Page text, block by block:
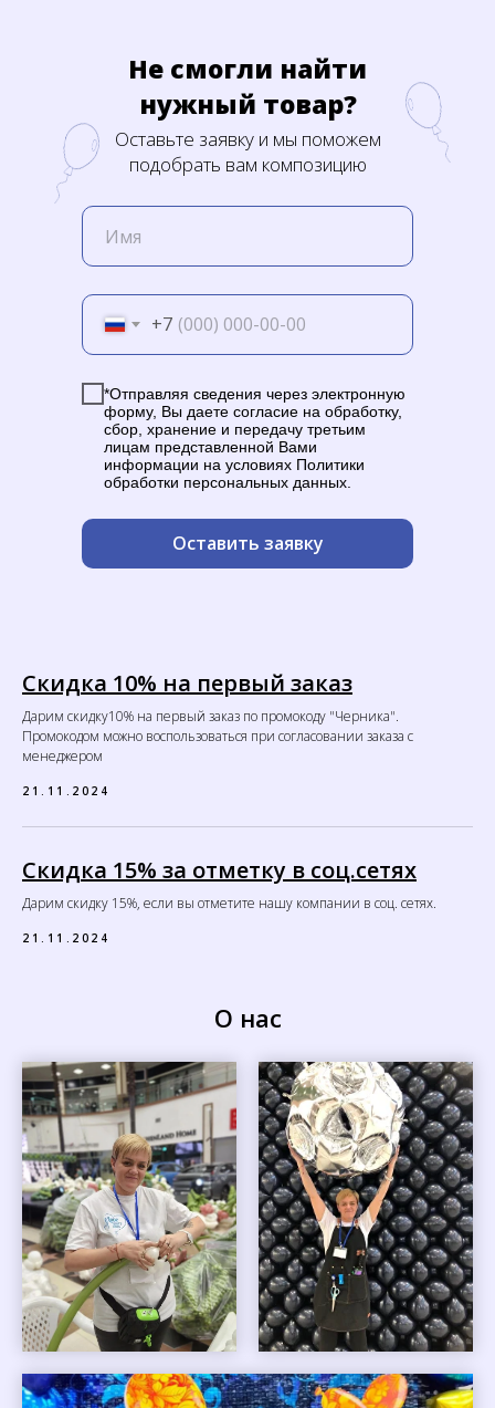
+7
*Отправляя сведения через электронную
форму, Вы даете согласие на обработку,
сбор, хранение и передачу третьим
лицам представленной Вами
информации на условиях Политики
обработки персональных данных.
Оставить заявку
Не смогли найти
нужный товар?
Оставьте заявку и мы поможем
подобрать вам композицию
Скидка 10% на первый заказ
Дарим скидку10% на первый заказ по промокоду "Черника".
Промокодом можно воспользоваться при согласовании заказа с
менеджером
21.11.2024
Скидка 15% за отметку в соц.сетях
Дарим скидку 15%, если вы отметите нашу компании в соц. сетях.
21.11.2024
О нас